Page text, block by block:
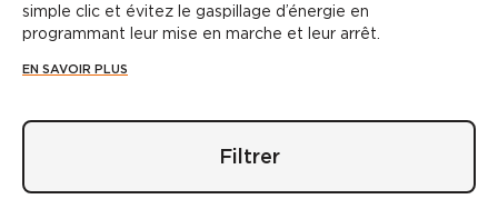
simple clic et évitez le gaspillage d’énergie en
programmant leur mise en marche et leur arrêt.
EN SAVOIR PLUS
Filtrer